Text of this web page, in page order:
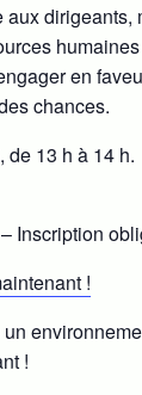
aux dirigeants,
en
chances.
de 13 h à 14 h.
Inscription
!
!